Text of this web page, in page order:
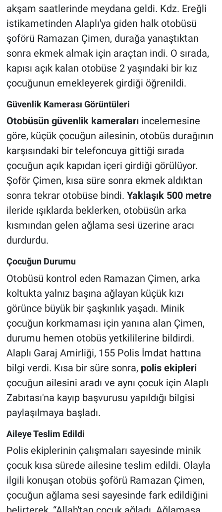
akşam saatlerinde meydana geldi. Kdz. Ereğli
istikametinden Alaplı'ya giden halk otobüsü
şoförü Ramazan Çimen, durağa yanaştıktan
sonra ekmek almak için araçtan indi. O sırada,
kapısı açık kalan otobüse 2 yaşındaki bir kız
çocuğunun emekleyerek girdiği öğrenildi.
Güvenlik Kamerası Görüntüleri
Otobüsün güvenlik kameralarıincelemesine
göre, küçük çocuğun ailesinin, otobüs durağının
karşısındaki bir telefoncuya gittiği sırada
çocuğun açık kapıdan içeri girdiği görülüyor.
Şoför Çimen, kısa süre sonra ekmek aldıktan
sonra tekrar otobüse bindi. Yaklaşık 500 metre
ileride ışıklarda beklerken, otobüsün arka
kısmından gelen ağlama sesi üzerine aracı
durdurdu.
Çocuğun Durumu
Otobüsü kontrol eden Ramazan Çimen, arka
koltukta yalnız başına ağlayan küçük kızı
görünce büyük bir şaşkınlık yaşadı. Minik
çocuğun korkmaması için yanına alan Çimen,
durumu hemen otobüs yetkililerine bildirdi.
Alaplı Garaj Amirliği, 155 Polis İmdat hattına
bilgi verdi. Kısa bir süre sonra, polis ekipleri
çocuğun ailesini aradı ve aynı çocuk için Alaplı
Zabıtası'na kayıp başvurusu yapıldığı bilgisi
paylaşılmaya başladı.
Aileye Teslim Edildi
Polis ekiplerinin çalışmaları sayesinde minik
çocuk kısa sürede ailesine teslim edildi. Olayla
ilgili konuşan otobüs şoförü Ramazan Çimen,
çocuğun ağlama sesi sayesinde fark edildiğini